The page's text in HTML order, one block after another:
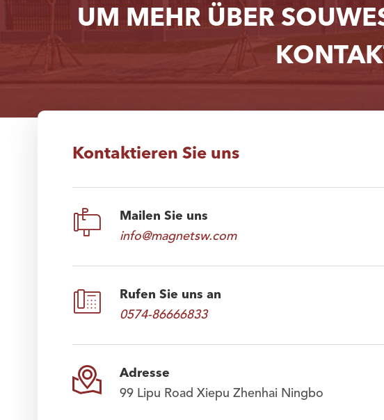
UM MEHR ÜBER
Kontaktieren Sie uns

Mailen Sie uns
info@magnetsw.com

Rufen Sie uns an
0574-86666833

Adresse
99 Lipu Road Xiepu Zhenhai Ningbo